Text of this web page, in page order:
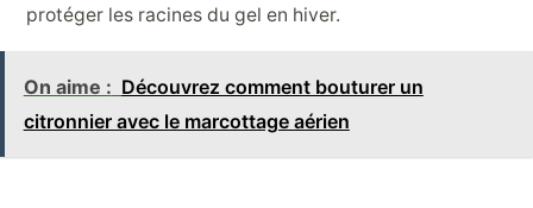
protéger les racines du gel en hiver.
On aime : Découvrez comment bouturer un
citronnier avec le marcottage aérien